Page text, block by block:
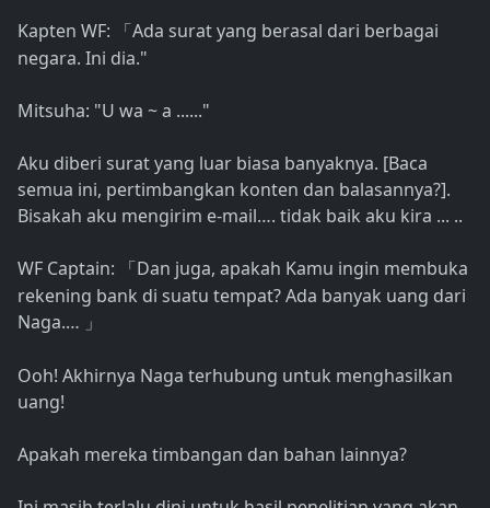
Kapten WF: 「 Ada surat yang berasal dari berbagai
negara. Ini dia."
Mitsuha: "U wa ~ a ......"
Aku diberi surat yang luar biasa banyaknya. [Baca
semua ini, pertimbangkan konten dan balasannya?].
Bisakah aku mengirim e-mail…. tidak baik aku kira ... ..
WF Captain: 「 Dan juga, apakah Kamu ingin membuka
rekening bank di suatu tempat? Ada banyak uang dari
Naga.…
」
Ooh! Akhirnya Naga terhubung untuk menghasilkan
uang!
Apakah mereka timbangan dan bahan lainnya?